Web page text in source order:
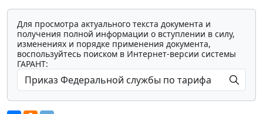
Для просмотра актуального текста документа и
получения полной информации о вступлении в силу,
изменениях и порядке применения документа,
воспользуйтесь поиском в Интернет-версии системы
ГАРАНТ: